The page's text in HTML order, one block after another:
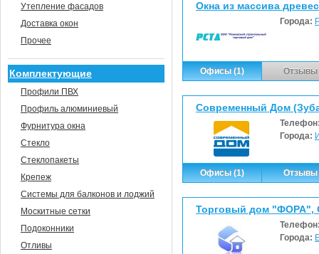
Города:
Офисы (1) Отзывы
Современный Дом
Города:
Офисы (1) Отзывы
Торговый дом "ФОРА",
Города:
Утепление фасадов
Доставка окон
Прочее
Комплектующие
Профили ПВХ
Профиль алюминиевый
Фурнитура окна
Стекло
Стеклопакеты
Крепеж
Системы для балконов и лоджий
Москитные сетки
Подоконники
Отливы